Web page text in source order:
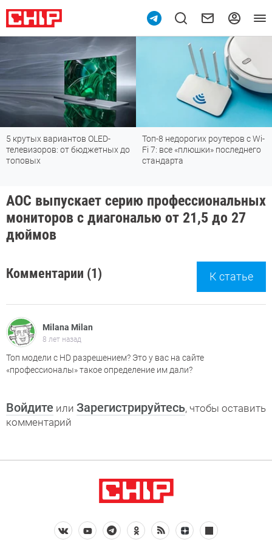
5 крутых вариантов OLED-
телевизоров: от бюджетных до
топовых
Топ-8 недорогих роутеров с Wi-
Fi 7: все «плюшки» последнего
стандарта
AOC выпускает серию профессиональных
мониторов с диагональю от 21,5 до 27
дюймов
Комментарии (1) К статье
Milana Milan
8 лет назад
Топ модели с HD разрешением? Это у вас на сайте
«профессионалы» такое определение им дали?
Войдите или Зарегистрируйтесь, чтобы оставить
комментарий